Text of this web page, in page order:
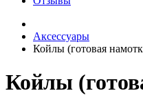
Аксессуары
Койлы (готовая
Койлы